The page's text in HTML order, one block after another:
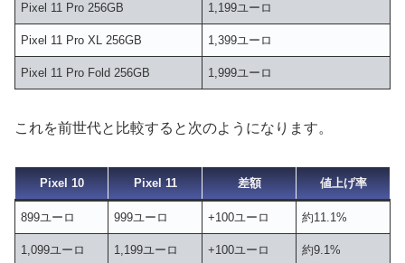
Pixel 11 Pro 256GB 1,199ユーロ
Pixel 11 Pro XL 256GB 1,399ユーロ
Pixel 11 Pro Fold 256GB 1,999ユーロ
これを前世代と比較すると次のようになります。
Pixel 10 Pixel 11 差額 値上げ率
899ユーロ 999ユーロ +100ユーロ 約11.1%
1,099ユーロ 1,199ユーロ +100ユーロ 約9.1%